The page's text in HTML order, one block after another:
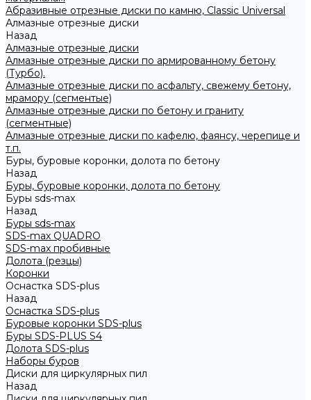
Абразивные отрезные диски по камню, Classic Universal
Алмазные отрезные диски
Назад
Алмазные отрезные диски
Алмазные отрезные диски по армированному бетону
(Турбо).
Алмазные отрезные диски по асфальту, свежему бетону,
мрамору (сегментые)
Алмазные отрезные диски по бетону и граниту
(сегментные)
Алмазные отрезные диски по кафелю, фаянсу, черепице и
т.п.
Буры, буровые коронки, долота по бетону
Назад
Буры, буровые коронки, долота по бетону
Буры sds-max
Назад
Буры sds-max
SDS-max QUADRO
SDS-max пробивные
Долота (резцы)
Коронки
Оснастка SDS-plus
Назад
Оснастка SDS-plus
Буровые коронки SDS-plus
Буры SDS-PLUS S4
Долота SDS-plus
Наборы буров
Диски для циркулярных пил
Назад